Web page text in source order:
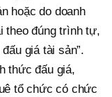
hoặc do doanh
theo đúng trình tự,
giá tài sản”.
thức đấu giá,
tổ chức có chức